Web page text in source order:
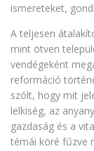
ismereteket,
A teljesen
mint ötven
vendégeként
reformáció
szólt, hogy mit
lelkiség, az
gazdaság és a
témái köré fűzve